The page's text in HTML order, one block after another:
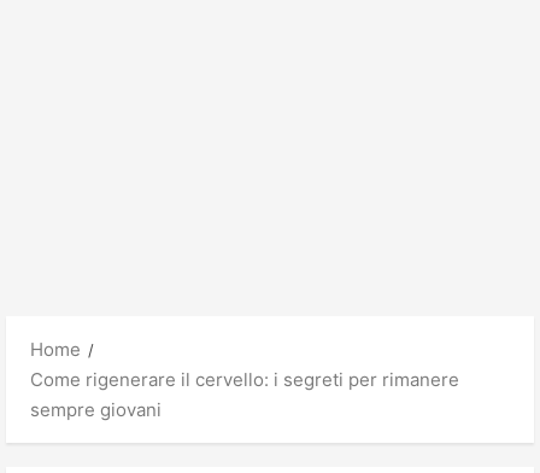
Home
Come rigenerare il cervello: i segreti per rimanere
sempre giovani